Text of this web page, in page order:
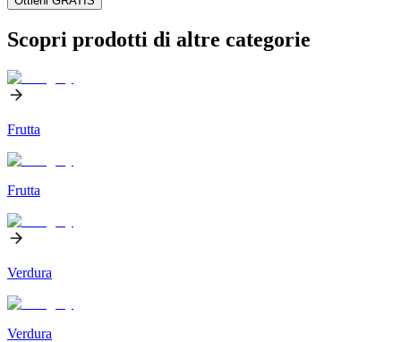
Scopri prodotti di altre categorie
Frutta
Frutta
Verdura
Verdura